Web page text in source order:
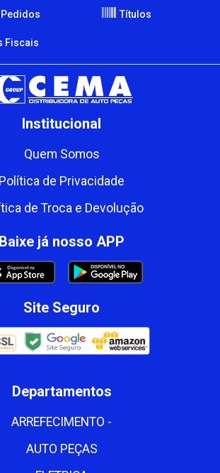
Títulos
Fiscais
Institucional
Quem Somos
Política de Privacidade
de Troca e Devolução
Baixe já nosso APP
Site Seguro
Departamentos
ARREFECIMENTO -
AUTO PEÇAS